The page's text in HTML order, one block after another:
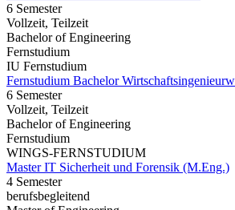
6 Semester
Vollzeit, Teilzeit
Bachelor of Engineering
Fernstudium
IU Fernstudium
Fernstudium Bachelor
6 Semester
Vollzeit, Teilzeit
Bachelor of Engineering
Fernstudium
WINGS-FERNSTUDIUM
Master IT Sicherheit und Forensik (M.Eng.)
4 Semester
berufsbegleitend